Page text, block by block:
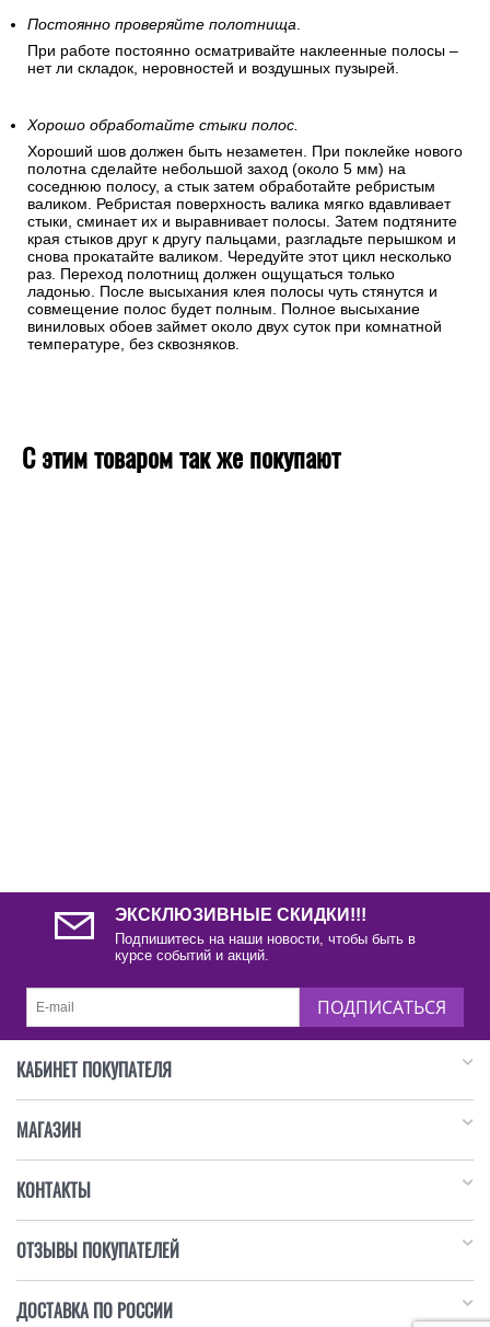
Постоянно проверяйте полотнища.
При работе постоянно осматривайте наклеенные полосы –
нет ли складок, неровностей и воздушных пузырей.
Хорошо обработайте стыки полос.
Хороший шов должен быть незаметен. При поклейке нового
полотна сделайте небольшой заход (около 5 мм) на
соседнюю полосу, а стык затем обработайте ребристым
валиком. Ребристая поверхность валика мягко вдавливает
стыки, сминает их и выравнивает полосы. Затем подтяните
края стыков друг к другу пальцами, разгладьте перышком и
снова прокатайте валиком. Чередуйте этот цикл несколько
раз. Переход полотнищ должен ощущаться только
ладонью. После высыхания клея полосы чуть стянутся и
совмещение полос будет полным. Полное высыхание
виниловых обоев займет около двух суток при комнатной
температуре, без сквозняков.
С этим товаром так же покупают
ЭКСКЛЮЗИВНЫЕ СКИДКИ!!!
Подпишитесь на наши новости, чтобы быть в
курсе событий и акций.
ПОДПИСАТЬСЯ
КАБИНЕТ ПОКУПАТЕЛЯ
МАГАЗИН
КОНТАКТЫ
ОТЗЫВЫ ПОКУПАТЕЛЕЙ
ДОСТАВКА ПО РОССИИ